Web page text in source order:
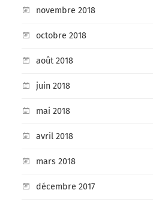
novembre 2018
octobre 2018
août 2018
juin 2018
mai 2018
avril 2018
mars 2018
décembre 2017